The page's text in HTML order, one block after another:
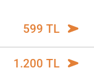
599 TL
1.200 TL